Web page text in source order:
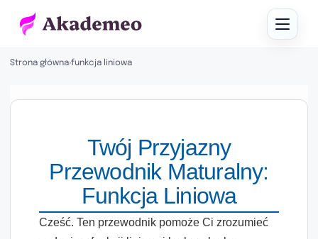
Strona główna›funkcja liniowa
Twój Przyjazny
Przewodnik Maturalny:
Funkcja Liniowa
Cześć. Ten przewodnik pomoże Ci zrozumieć